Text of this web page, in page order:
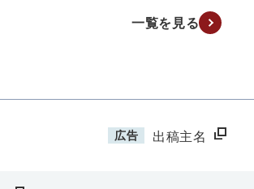
一覧を見る
広告 出稿主名